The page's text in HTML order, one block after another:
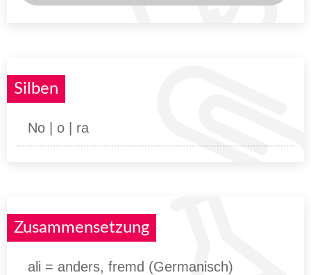
Silben
No | o | ra
Zusammensetzung
ali = anders, fremd (Germanisch)